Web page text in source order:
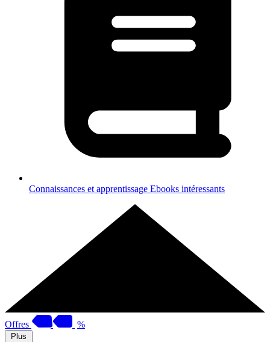
Connaissances et apprentissage Ebooks intéressants
Offres %
Plus